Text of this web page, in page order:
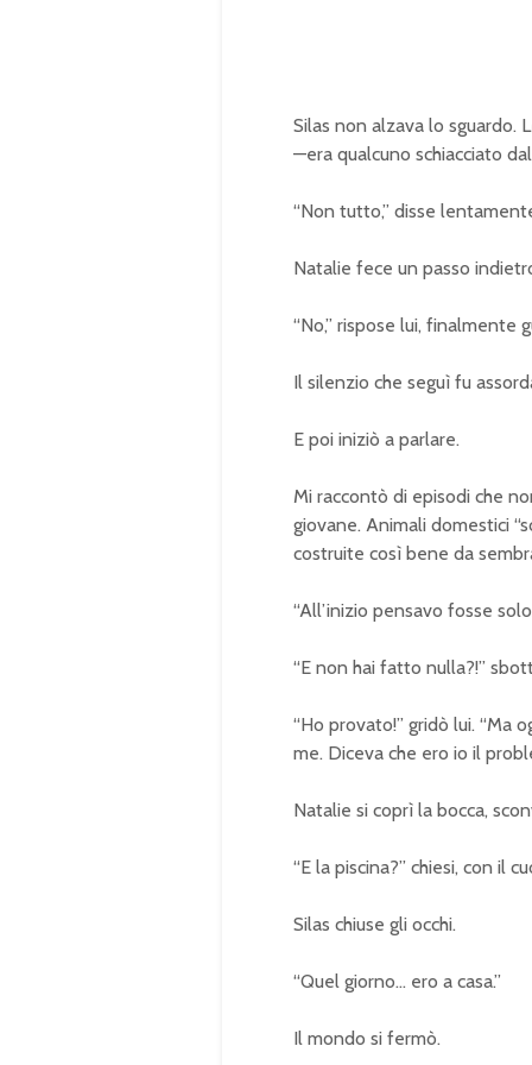
Silas non alzava lo sguardo.
—era qualcuno schiacciato
“Non tutto,” disse
Natalie fece un passo
“No,” rispose lui, finalmente
Il silenzio che seguì fu
E poi iniziò a parlare.
Mi raccontò di episodi che
giovane. Animali domestici
costruite così bene da
“All’inizio pensavo fosse
“E non hai fatto nulla?!”
“Ho provato!” gridò lui. “Ma
me. Diceva che ero io il
Natalie si coprì la bocca,
“E la piscina?” chiesi, con il
Silas chiuse gli occhi.
“Quel giorno… ero a casa.”
Il mondo si fermò.